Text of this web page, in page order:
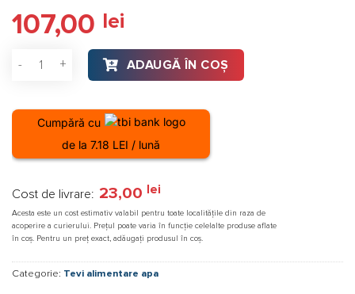
107,00 lei
Cantitate Teu compresiune PEHD, 75 mm
ADAUGĂ ÎN COȘ
Cumpără cu
de la 7.18 LEI / lună
Cost de livrare: 23,00 lei
Acesta este un cost estimativ valabil pentru toate localitățile din raza de
acoperire a curierului. Prețul poate varia în funcție celelalte produse aflate
în coș. Pentru un preț exact, adăugați produsul în coș.
Categorie: Tevi alimentare apa